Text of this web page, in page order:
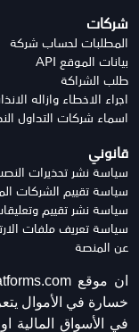
شركات
المطلبات لحساب شركة
بيانات الموقع API
طلب الشراكة
اجراء الاخطاء وازاله
اسماء شركات التداول
قانوني
سياسة نشر تحذيرات
سياسة تقييم الشركات
سياسة نشر تقييم
سياسة تعريف ملفات
عن المنصة
ان موقع scamplatforms.com :
خسارة في الأموال
في الأسواق